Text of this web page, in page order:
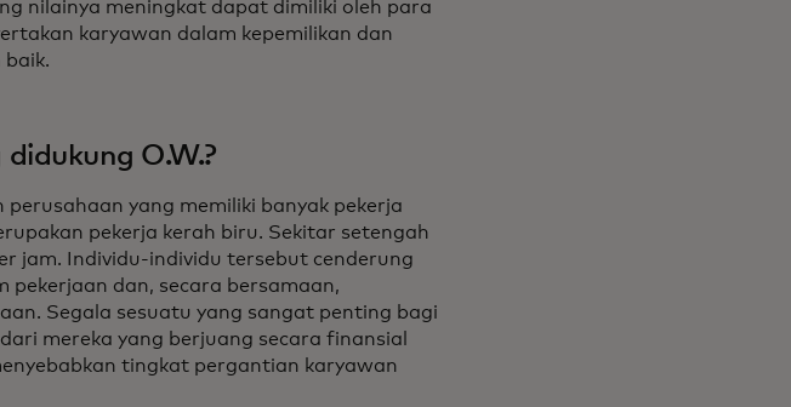
nilainya meningkat dapat dimiliki oleh para
karyawan dalam kepemilikan dan
baik.
O.W.?
perusahaan yang memiliki banyak pekerja
pekerja kerah biru. Sekitar setengah
jam. Individu-individu tersebut cenderung
dan, secara bersamaan,
Segala sesuatu yang sangat penting bagi
mereka yang berjuang secara finansial
tingkat pergantian karyawan